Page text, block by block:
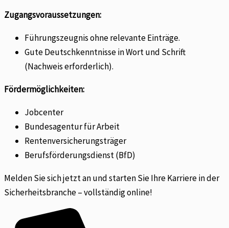
Zugangsvoraussetzungen:
Führungszeugnis ohne relevante Einträge.
Gute Deutschkenntnisse in Wort und Schrift
(Nachweis erforderlich).
Fördermöglichkeiten:
Jobcenter
Bundesagentur für Arbeit
Rentenversicherungsträger
Berufsförderungsdienst (BfD)
Melden Sie sich jetzt an und starten Sie Ihre Karriere in der
Sicherheitsbranche – vollständig online!